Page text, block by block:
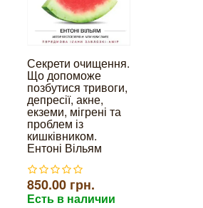
Секрети очищення.
Що допоможе
позбутися тривоги,
депресії, акне,
екземи, мігрені та
проблем із
кишківником.
Ентоні Вільям
850.00 грн.
Есть в наличии